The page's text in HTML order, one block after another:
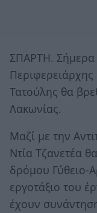
ΣΠΑΡΤΗ. Σήμερα
Τατούλης θα
Λακωνίας.
Μαζί με την
Ντία Τζανετέα
δρόμου Γύθειο-
εργοτάξιο του
έχουν